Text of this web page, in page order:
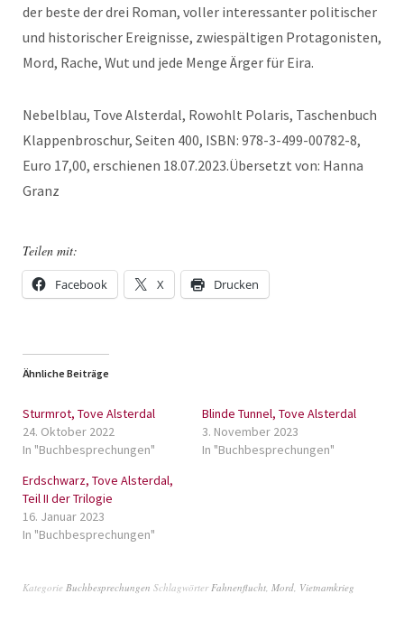
der beste der drei Roman, voller interessanter politischer
und historischer Ereignisse, zwiespältigen Protagonisten,
Mord, Rache, Wut und jede Menge Ärger für Eira.
Nebelblau, Tove Alsterdal, Rowohlt Polaris, Taschenbuch
Klappenbroschur, Seiten 400, ISBN: 978-3-499-00782-8,
Euro 17,00, erschienen 18.07.2023.Übersetzt von: Hanna
Granz
Teilen mit:
Facebook X Drucken
Ähnliche Beiträge
Sturmrot, Tove Alsterdal
24. Oktober 2022
In "Buchbesprechungen"
Blinde Tunnel, Tove Alsterdal
3. November 2023
In "Buchbesprechungen"
Erdschwarz, Tove Alsterdal,
Teil II der Trilogie
16. Januar 2023
In "Buchbesprechungen"
Kategorie Buchbesprechungen SchlagwörterFahnenflucht, Mord, Vietnamkrieg